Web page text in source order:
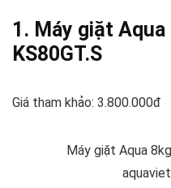
1. Máy giặt
KS80GT.S
Giá tham khảo: 3.800.000đ
Máy giặt Aqua